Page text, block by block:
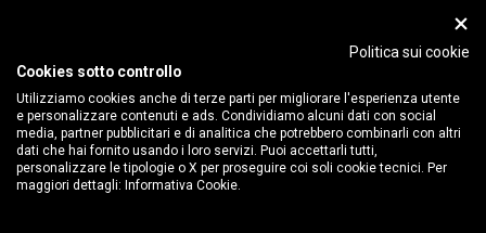
Politica sui cookie
Cookies sotto controllo
Utilizziamo cookies anche di terze parti per migliorare l'esperienza utente
e personalizzare contenuti e ads. Condividiamo alcuni dati con social
media, partner pubblicitari e di analitica che potrebbero combinarli con altri
dati che hai fornito usando i loro servizi. Puoi accettarli tutti,
personalizzare le tipologie o X per proseguire coi soli cookie tecnici. Per
maggiori dettagli: Informativa Cookie.